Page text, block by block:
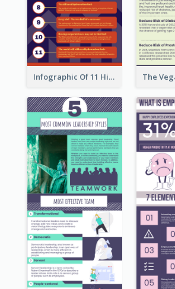
Infographic Of 11 Highlights From Berkshire Hathaway's Shareholder Meeting